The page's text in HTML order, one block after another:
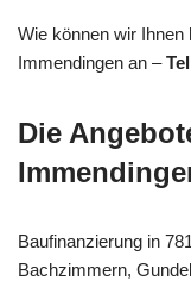
Wie können wir Ihnen
Immendingen an –
Die
Baufinanzierung in
Bachzimmern,